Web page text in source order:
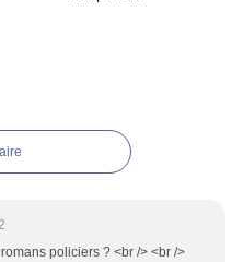
policiers ? <br /> <br />